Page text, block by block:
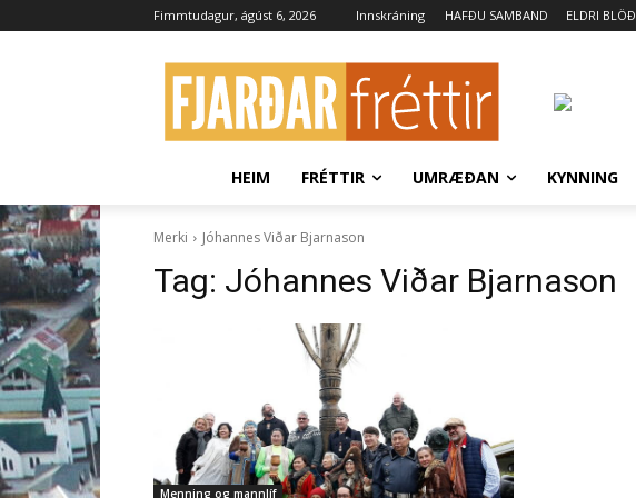
Fimmtudagur, ágúst 6, 2026 Innskráning HAFÐU SAMBAND ELDRI BLÖÐ
HEIM FRÉTTIR UMRÆÐAN KYNNING
Merki Jóhannes Viðar Bjarnason
Tag: Jóhannes Viðar Bjarnason
Menning og mannlíf